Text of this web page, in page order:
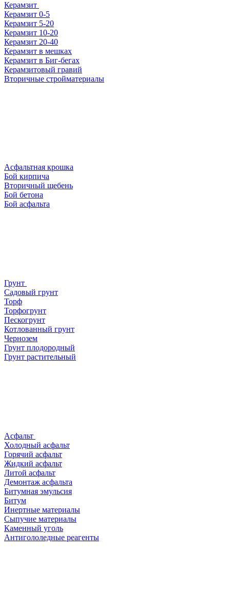
Керамзит
Керамзит 0-5
Керамзит 5-20
Керамзит 10-20
Керамзит 20-40
Керамзит в мешках
Керамзит в Биг-бегах
Керамзитовый гравий
Вторичные стройматериалы
Асфальтная крошка
Бой кирпича
Вторичный щебень
Бой бетона
Бой асфальта
Грунт
Садовый грунт
Торф
Торфогрунт
Пескогрунт
Котлованный грунт
Чернозем
Грунт плодородный
Грунт растительный
Асфальт
Холодный асфальт
Горячий асфальт
Жидкий асфальт
Литой асфальт
Демонтаж асфальта
Битумная эмульсия
Битум
Инертные материалы
Сыпучие материалы
Каменный уголь
Антигололедные реагенты